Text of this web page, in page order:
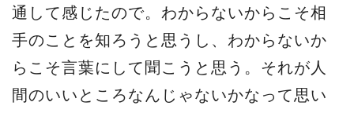
通して感じたので。わからないからこそ相
手のことを知ろうと思うし、わからないか
らこそ言葉にして聞こうと思う。それが人
間のいいところなんじゃないかなって思い